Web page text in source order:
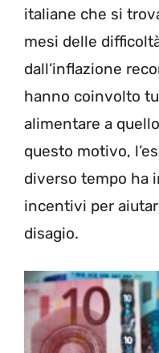
italiane che si
mesi delle
dall’inflazione
hanno coinvolto
alimentare a
questo motivo,
diverso tempo ha
incentivi per
disagio.